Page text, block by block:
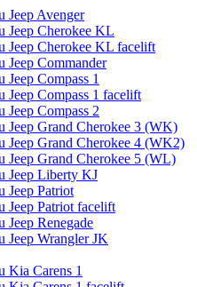
Jeep Avenger
Jeep Cherokee KL
Jeep Cherokee KL facelift
Commander
Compass 1
Compass 1 facelift
Compass 2
Jeep Grand Cherokee 3 (WK)
Jeep Grand Cherokee 4 (WK2)
Jeep Grand Cherokee 5 (WL)
Jeep Liberty KJ
Jeep Patriot
Jeep Patriot facelift
Renegade
Jeep Wrangler JK
Kia Carens 1